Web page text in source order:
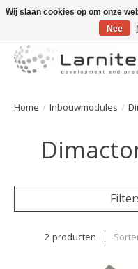
Welkom bij de webshop van
Home / Inbouwmodules /
2 producten
Wij slaan cookies op om onze
Nee